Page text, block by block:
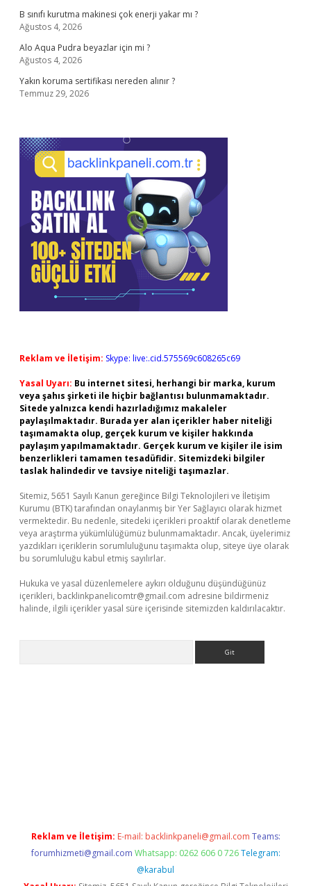
B sınıfı kurutma makinesi çok enerji yakar mı ?
Ağustos 4, 2026
Alo Aqua Pudra beyazlar için mi ?
Ağustos 4, 2026
Yakın koruma sertifikası nereden alınır ?
Temmuz 29, 2026
Reklam ve İletişim: Skype: live:.cid.575569c608265c69
Yasal Uyarı: Bu internet sitesi, herhangi bir marka, kurum
veya şahıs şirketi ile hiçbir bağlantısı bulunmamaktadır.
Sitede yalnızca kendi hazırladığımız makaleler
paylaşılmaktadır. Burada yer alan içerikler haber niteliği
taşımamakta olup, gerçek kurum ve kişiler hakkında
paylaşım yapılmamaktadır. Gerçek kurum ve kişiler ile isim
benzerlikleri tamamen tesadüfidir. Sitemizdeki bilgiler
taslak halindedir ve tavsiye niteliği taşımazlar.
Sitemiz, 5651 Sayılı Kanun gereğince Bilgi Teknolojileri ve İletişim
Kurumu (BTK) tarafından onaylanmış bir Yer Sağlayıcı olarak hizmet
vermektedir. Bu nedenle, sitedeki içerikleri proaktif olarak denetleme
veya araştırma yükümlülüğümüz bulunmamaktadır. Ancak, üyelerimiz
yazdıkları içeriklerin sorumluluğunu taşımakta olup, siteye üye olarak
bu sorumluluğu kabul etmiş sayılırlar.
Hukuka ve yasal düzenlemelere aykırı olduğunu düşündüğünüz
içerikleri, backlinkpanelicomtr@gmail.com adresine bildirmeniz
halinde, ilgili içerikler yasal süre içerisinde sitemizden kaldırılacaktır.
Reklam ve İletişim: E-mail: backlinkpaneli@gmail.com Teams:
forumhizmeti@gmail.com Whatsapp: 0262 606 0 726 Telegram:
@karabul